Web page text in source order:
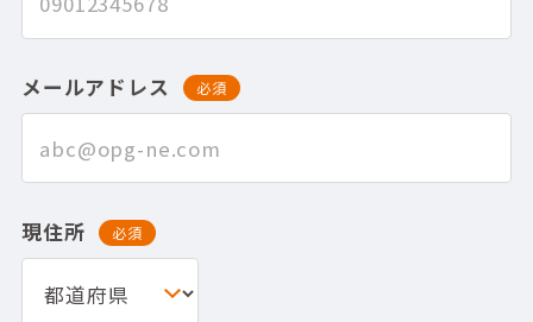
メールアドレス 必須
現住所 必須